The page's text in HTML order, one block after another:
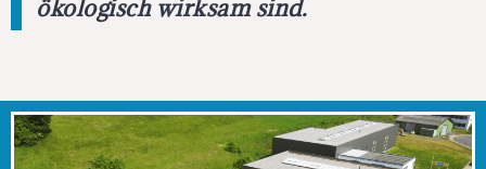
ökologisch wirksam sind.